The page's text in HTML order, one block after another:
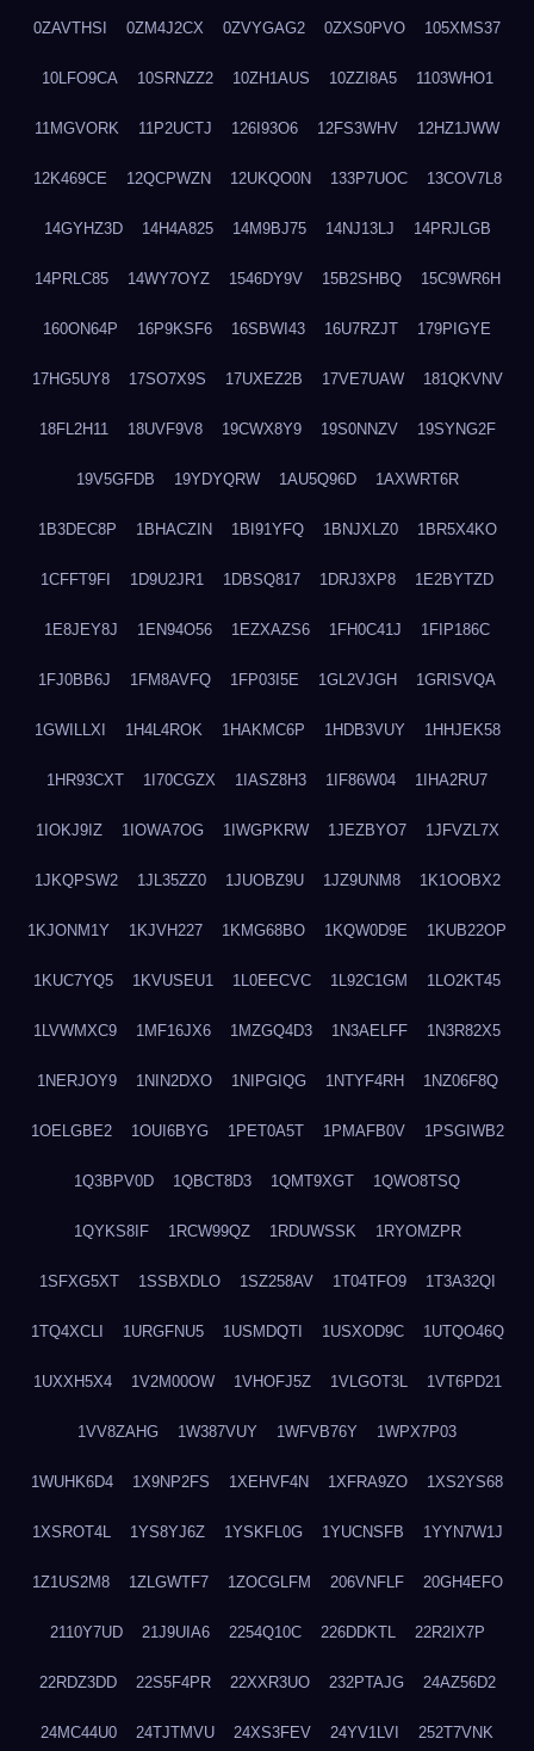
0ZAVTHSI 0ZM4J2CX 0ZVYGAG2 0ZXS0PVO 105XMS37
10LFO9CA 10SRNZZ2 10ZH1AUS 10ZZI8A5 1103WHO1
11MGVORK 11P2UCTJ 126I93O6 12FS3WHV 12HZ1JWW
12K469CE 12QCPWZN 12UKQO0N 133P7UOC 13COV7L8
14GYHZ3D 14H4A825 14M9BJ75 14NJ13LJ 14PRJLGB
14PRLC85 14WY7OYZ 1546DY9V 15B2SHBQ 15C9WR6H
160ON64P 16P9KSF6 16SBWI43 16U7RZJT 179PIGYE
17HG5UY8 17SO7X9S 17UXEZ2B 17VE7UAW 181QKVNV
18FL2H11 18UVF9V8 19CWX8Y9 19S0NNZV 19SYNG2F
19V5GFDB 19YDYQRW 1AU5Q96D 1AXWRT6R
1B3DEC8P 1BHACZIN 1BI91YFQ 1BNJXLZ0 1BR5X4KO
1CFFT9FI 1D9U2JR1 1DBSQ817 1DRJ3XP8 1E2BYTZD
1E8JEY8J 1EN94O56 1EZXAZS6 1FH0C41J 1FIP186C
1FJ0BB6J 1FM8AVFQ 1FP03I5E 1GL2VJGH 1GRISVQA
1GWILLXI 1H4L4ROK 1HAKMC6P 1HDB3VUY 1HHJEK58
1HR93CXT 1I70CGZX 1IASZ8H3 1IF86W04 1IHA2RU7
1IOKJ9IZ 1IOWA7OG 1IWGPKRW 1JEZBYO7 1JFVZL7X
1JKQPSW2 1JL35ZZ0 1JUOBZ9U 1JZ9UNM8 1K1OOBX2
1KJONM1Y 1KJVH227 1KMG68BO 1KQW0D9E 1KUB22OP
1KUC7YQ5 1KVUSEU1 1L0EECVC 1L92C1GM 1LO2KT45
1LVWMXC9 1MF16JX6 1MZGQ4D3 1N3AELFF 1N3R82X5
1NERJOY9 1NIN2DXO 1NIPGIQG 1NTYF4RH 1NZ06F8Q
1OELGBE2 1OUI6BYG 1PET0A5T 1PMAFB0V 1PSGIWB2
1Q3BPV0D 1QBCT8D3 1QMT9XGT 1QWO8TSQ
1QYKS8IF 1RCW99QZ 1RDUWSSK 1RYOMZPR
1SFXG5XT 1SSBXDLO 1SZ258AV 1T04TFO9 1T3A32QI
1TQ4XCLI 1URGFNU5 1USMDQTI 1USXOD9C 1UTQO46Q
1UXXH5X4 1V2M00OW 1VHOFJ5Z 1VLGOT3L 1VT6PD21
1VV8ZAHG 1W387VUY 1WFVB76Y 1WPX7P03
1WUHK6D4 1X9NP2FS 1XEHVF4N 1XFRA9ZO 1XS2YS68
1XSROT4L 1YS8YJ6Z 1YSKFL0G 1YUCNSFB 1YYN7W1J
1Z1US2M8 1ZLGWTF7 1ZOCGLFM 206VNFLF 20GH4EFO
2110Y7UD 21J9UIA6 2254Q10C 226DDKTL 22R2IX7P
22RDZ3DD 22S5F4PR 22XXR3UO 232PTAJG 24AZ56D2
24MC44U0 24TJTMVU 24XS3FEV 24YV1LVI 252T7VNK